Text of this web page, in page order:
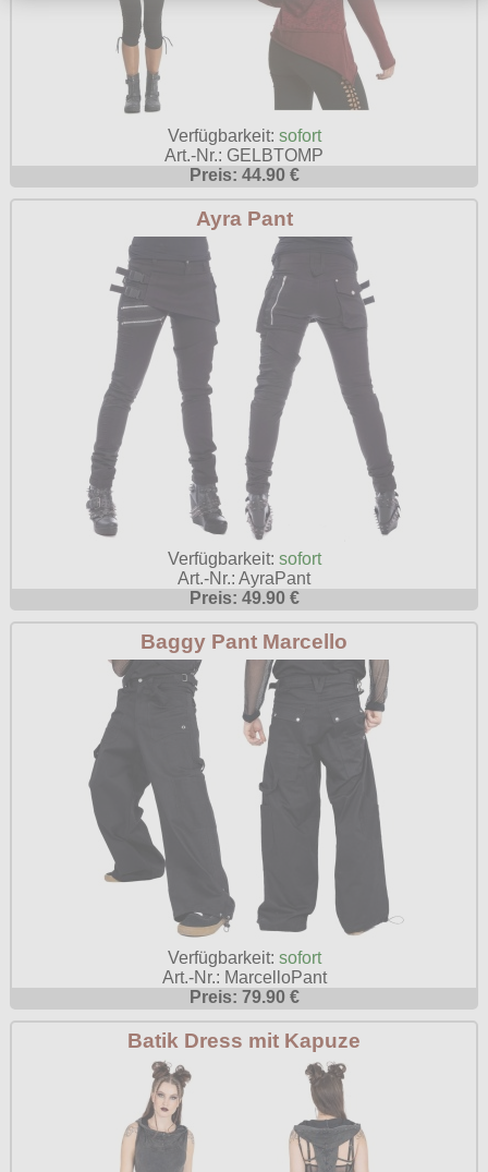
Verfügbarkeit: sofort
Art.-Nr.: GELBTOMP
Preis: 44.90 €
Ayra Pant
Verfügbarkeit: sofort
Art.-Nr.: AyraPant
Preis: 49.90 €
Baggy Pant Marcello
Verfügbarkeit: sofort
Art.-Nr.: MarcelloPant
Preis: 79.90 €
Batik Dress mit Kapuze